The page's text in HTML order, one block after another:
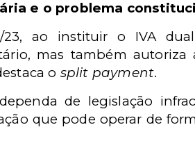
e o problema
23, ao instituir o IVA
mas também autoriza
o split payment.
de legislação
que pode operar de